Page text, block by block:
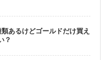
あるけどゴールドだけ買え
？